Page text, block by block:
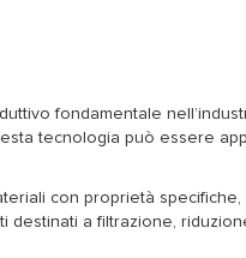
fondamentale
tecnologia può essere
con proprietà
a filtrazione,